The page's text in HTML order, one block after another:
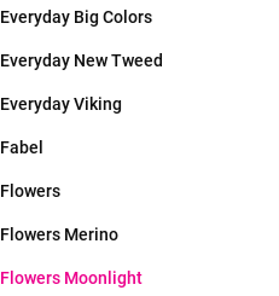
Everyday Big Colors
Everyday New Tweed
Everyday Viking
Fabel
Flowers
Flowers Merino
Flowers Moonlight